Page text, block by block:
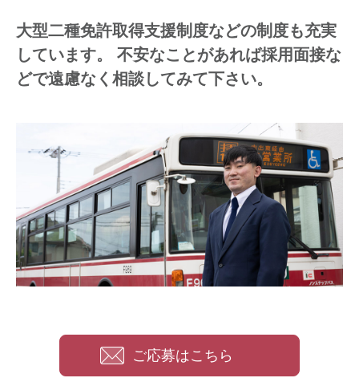
大型二種免許取得支援制度などの制度も充実
しています。
不安なことがあれば採用面接な
どで遠慮なく相談してみて下さい。
ご応募はこちら